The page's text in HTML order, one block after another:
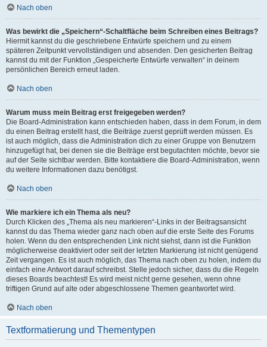
Nach oben
Was bewirkt die „Speichern“-Schaltfläche beim Schreiben eines Beitrags?
Hiermit kannst du die geschriebene Entwürfe speichern und zu einem
späteren Zeitpunkt vervollständigen und absenden. Den gesicherten Beitrag
kannst du mit der Funktion „Gespeicherte Entwürfe verwalten“ in deinem
persönlichen Bereich erneut laden.
Nach oben
Warum muss mein Beitrag erst freigegeben werden?
Die Board-Administration kann entschieden haben, dass in dem Forum, in dem
du einen Beitrag erstellt hast, die Beiträge zuerst geprüft werden müssen. Es
ist auch möglich, dass die Administration dich zu einer Gruppe von Benutzern
hinzugefügt hat, bei denen sie die Beiträge erst begutachten möchte, bevor sie
auf der Seite sichtbar werden. Bitte kontaktiere die Board-Administration, wenn
du weitere Informationen dazu benötigst.
Nach oben
Wie markiere ich ein Thema als neu?
Durch Klicken des „Thema als neu markieren“-Links in der Beitragsansicht
kannst du das Thema wieder ganz nach oben auf die erste Seite des Forums
holen. Wenn du den entsprechenden Link nicht siehst, dann ist die Funktion
möglicherweise deaktiviert oder seit der letzten Markierung ist nicht genügend
Zeit vergangen. Es ist auch möglich, das Thema nach oben zu holen, indem du
einfach eine Antwort darauf schreibst. Stelle jedoch sicher, dass du die Regeln
dieses Boards beachtest! Es wird meist nicht gerne gesehen, wenn ohne
triftigen Grund auf alte oder abgeschlossene Themen geantwortet wird.
Nach oben
Textformatierung und Thementypen